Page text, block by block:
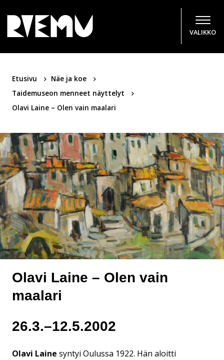
VALIKKO
Etusivu
Näe ja koe
Taidemuseon menneet näyttelyt
Olavi Laine – Olen vain maalari
Olavi Laine – Olen vain
maalari
26.3.–12.5.2002
Olavi Laine syntyi Oulussa 1922. Hän aloitti